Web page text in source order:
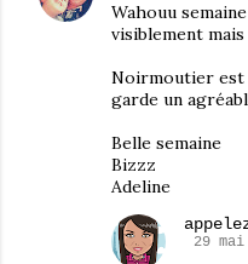
Wahouu
visiblement
Noirmoutier est
garde un
Belle semaine
Bizzz
Adeline
29